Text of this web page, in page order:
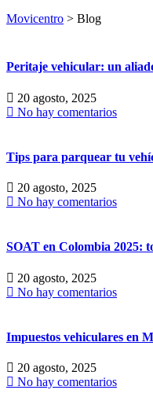
Movicentro > Blog
Peritaje vehicular: un
20 agosto, 2025
No hay comentarios
Tips para parquear tu
20 agosto, 2025
No hay comentarios
SOAT en Colombia 2025:
20 agosto, 2025
No hay comentarios
Impuestos vehiculares en
20 agosto, 2025
No hay comentarios